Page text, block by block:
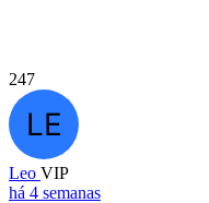
247
Leo VIP
há 4 semanas